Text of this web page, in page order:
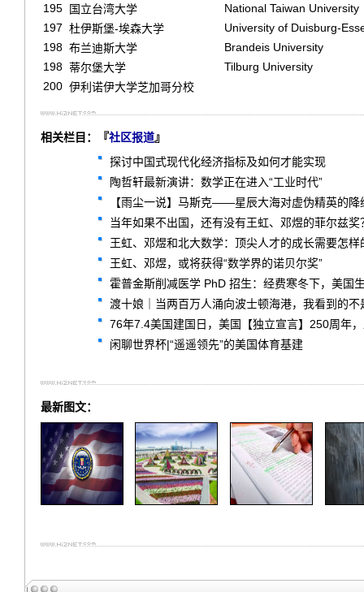
195 国立台湾大学
National Taiwan University
197 杜伊斯堡-埃森大学
University of Duisburg-
198 布兰迪斯大学
Brandeis University
198 蒂尔堡大学
Tilburg University
200 伊利诺伊大学芝加哥分校
相关栏目：『社区报道』
探讨中国式现代化经济指标及如何才能实现
陶哲轩最新演讲：数学正在进入“工业时代”
【雨尘一说】马斯克——星辰大海对虚伪精英的降
当年如果不出国，还有没有王虹、邓煜的菲尔兹奖
王虹、邓煜和北大数学：顶尖人才的成长需要怎样
王虹、邓煜，或将获得“数学界的诺贝尔奖”
霍普金斯削减医学 PhD 招生：经费寒冬下，美国
渡十娘｜当两百万人涌向波士顿海港，我看到的不
76年7.4美国建国日，美国【独立宣言】250周年
闲聊世界杯|“遥遥领先”的美国体育基建
最新图文：